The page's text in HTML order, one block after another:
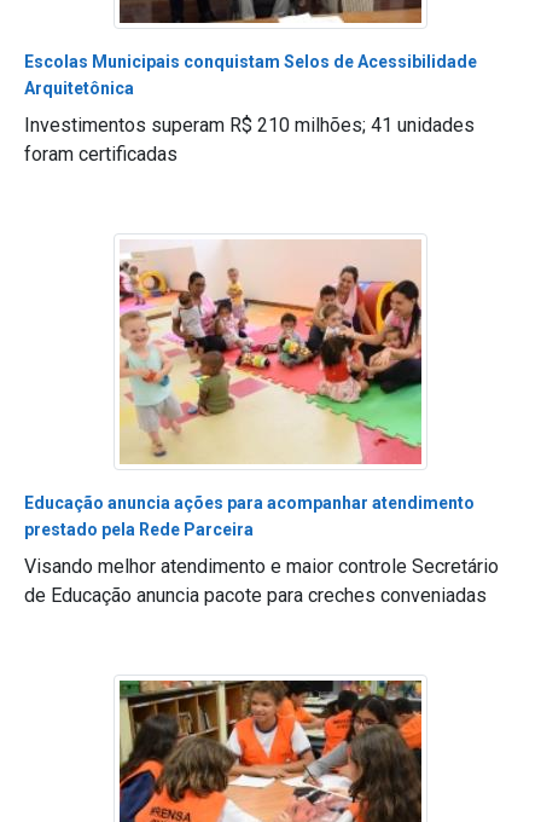
Escolas Municipais conquistam Selos de Acessibilidade
Arquitetônica
Investimentos superam R$ 210 milhões; 41 unidades
foram certificadas
Educação anuncia ações para acompanhar atendimento
prestado pela Rede Parceira
Visando melhor atendimento e maior controle Secretário
de Educação anuncia pacote para creches conveniadas